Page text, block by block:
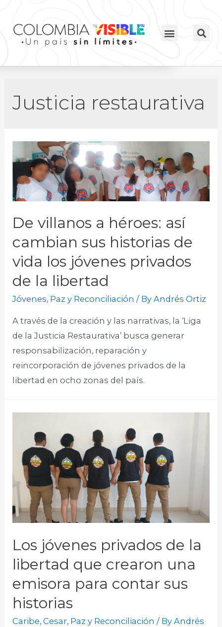
Justicia restaurativa
De villanos a héroes: así
cambian sus historias de
vida los jóvenes privados
de la libertad
Jóvenes, Paz y Reconciliación / ByAndrés Ortiz
A través de la creación y las narrativas, la ‘Liga
de la Justicia Restaurativa’ busca generar
responsabilización, reparación y
reincorporación de jóvenes privados de la
libertad en ocho zonas del país.
Los jóvenes privados de la
libertad que crearon una
emisora para contar sus
historias
Caribe,Cesar, Paz y Reconciliación / ByAndrés